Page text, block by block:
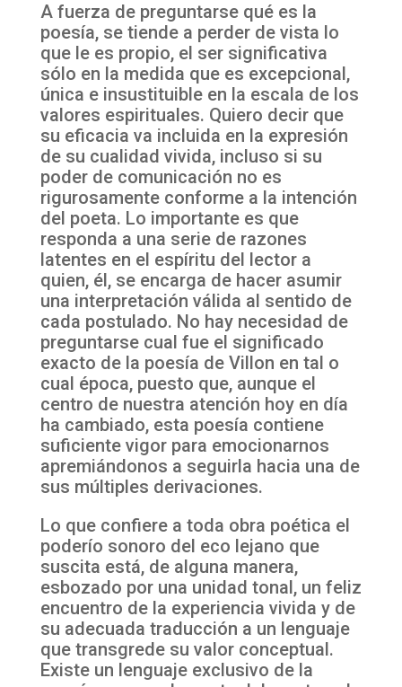
A fuerza de preguntarse qué es la
poesía, se tiende a perder de vista lo
que le es propio, el ser significativa
sólo en la medida que es excepcional,
única e insustituible en la escala de los
valores espirituales. Quiero decir que
su eficacia va incluida en la expresión
de su cualidad vivida, incluso si su
poder de comunicación no es
rigurosamente conforme a la intención
del poeta. Lo importante es que
responda a una serie de razones
latentes en el espíritu del lector a
quien, él, se encarga de hacer asumir
una interpretación válida al sentido de
cada postulado. No hay necesidad de
preguntarse cual fue el significado
exacto de la poesía de Villon en tal o
cual época, puesto que, aunque el
centro de nuestra atención hoy en día
ha cambiado, esta poesía contiene
suficiente vigor para emocionarnos
apremiándonos a seguirla hacia una de
sus múltiples derivaciones.
Lo que confiere a toda obra poética el
poderío sonoro del eco lejano que
suscita está, de alguna manera,
esbozado por una unidad tonal, un feliz
encuentro de la experiencia vivida y de
su adecuada traducción a un lenguaje
que transgrede su valor conceptual.
Existe un lenguaje exclusivo de la